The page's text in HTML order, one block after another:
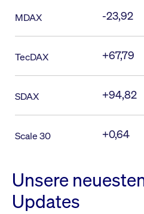
MDAX -23,92
TecDAX +67,79
SDAX +94,82
Scale 30 +0,64
Unsere
Updates